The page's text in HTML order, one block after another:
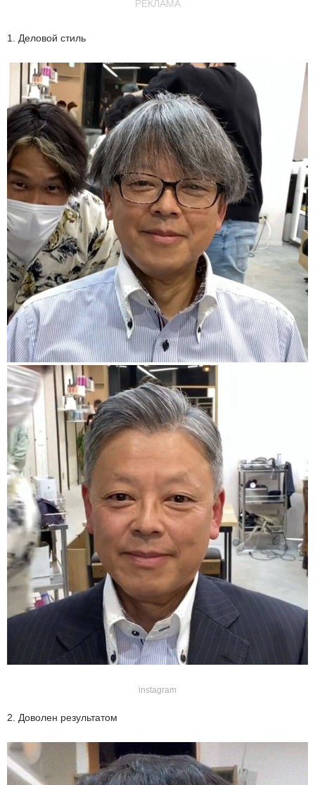
РЕКЛАМА
1. Деловой стиль
instagram
2. Доволен результатом